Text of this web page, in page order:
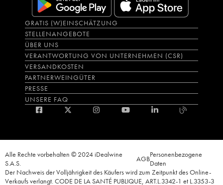
GRATIS (W)EINSCHÄTZUNG
STELLENANGEBOTE
ÜBER UNS
VERANTWORTUNG VON UNTERNEHMEN (CSR)
VERSANDKOSTEN
PARTNERWEINGÜTER
PRESSE
UNSERE FAQ
Alle Rechte vorbehalten © 2024 iDealwine
S.A.S.
AGBPersonenbezogene
Daten
Der Nachweis der Volljährigkeit des Käufers wird zum Zeitpunkt des Online-
Verkaufs verlangt. CODE DE LA SANTÉ PUBLIQUE, ART.L.3342-1 et L.3353-3